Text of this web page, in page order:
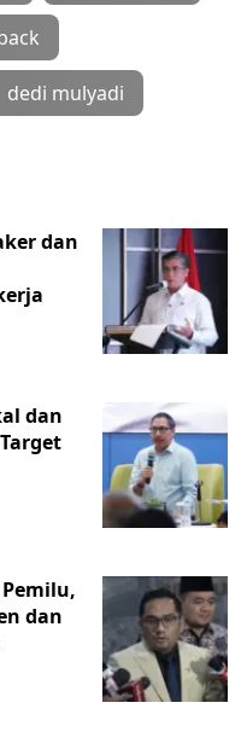
dedi mulyadi
dan
dan
dan